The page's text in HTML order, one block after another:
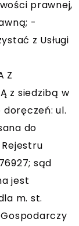
prawnej,
-
z Usługi
Z
z siedzibą w
ul.
do
sąd
jest
m. st.
Gospodarczy